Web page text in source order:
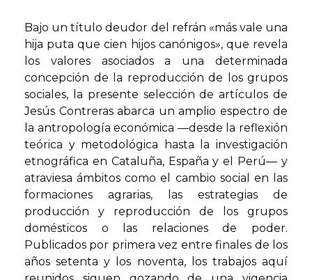
Bajo un título deudor del refrán «más vale una
hija puta que cien hijos canónigos», que revela
los valores asociados a una determinada
concepción de la reproducción de los grupos
sociales, la presente selección de artículos de
Jesús Contreras abarca un amplio espectro de
la antropología económica —desde la reflexión
teórica y metodológica hasta la investigación
etnográfica en Cataluña, España y el Perú— y
atraviesa ámbitos como el cambio social en las
formaciones agrarias, las estrategias de
producción y reproducción de los grupos
domésticos o las relaciones de poder.
Publicados por primera vez entre finales de los
años setenta y los noventa, los trabajos aquí